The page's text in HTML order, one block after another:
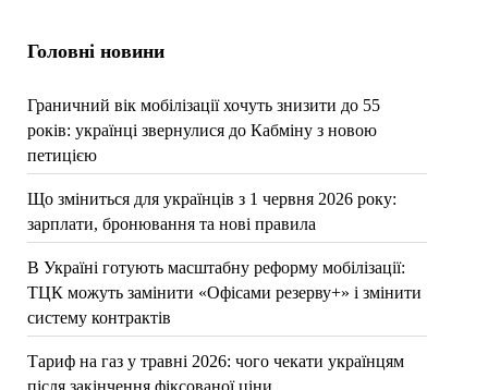
Головні новини
Граничний вік мобілізації хочуть знизити до 55
років: українці звернулися до Кабміну з новою
петицією
Що зміниться для українців з 1 червня 2026 року:
зарплати, бронювання та нові правила
В Україні готують масштабну реформу мобілізації:
ТЦК можуть замінити «Офісами резерву+» і змінити
систему контрактів
Тариф на газ у травні 2026: чого чекати українцям
після закінчення фіксованої ціни